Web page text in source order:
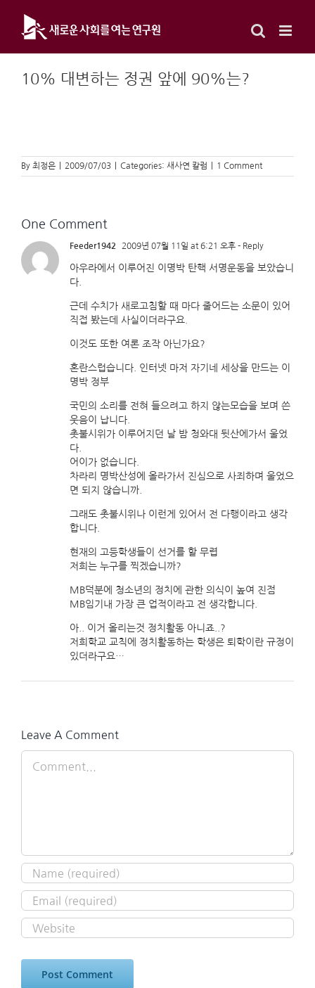
content
10% 대변하는 정권 앞에 90%는?
By 최정은 2009/07/03 Categories: 새사연 칼럼 1 Comment
One Comment
Feeder1942 2009년 07월 11일 at 6:21 오후 - Reply
아우라에서 이루어진 이명박 탄핵 서명운동을 보았습니
다.
근데 수치가 새로고침할 때 마다 줄어드는 소문이 있어
직접 봤는데 사실이더라구요.
이것도 또한 여론 조작 아닌가요?
혼란스럽습니다. 인터넷 마저 자기네 세상을 만드는 이
명박 정부
국민의 소리를 전혀 들으려고 하지 않는모습을 보며 쓴
웃음이 납니다.
촛불시위가 이루어지던 날 밤 청와대 뒷산에가서 울었
다.
어이가 없습니다.
차라리 명박산성에 올라가서 진심으로 사죄하며 울었으
면 되지 않습니까.
그래도 촛불시위나 이런게 있어서 전 다행이라고 생각
합니다.
현재의 고등학생들이 선거를 할 무렵
저희는 누구를 찍겠습니까?
MB덕분에 청소년의 정치에 관한 의식이 높여 진점
MB임기내 가장 큰 업적이라고 전 생각합니다.
아.. 이거 올리는것 정치활동 아니죠..?
저희학교 교칙에 정치활동하는 학생은 퇴학이란 규정이
있더라구요…
Leave A Comment